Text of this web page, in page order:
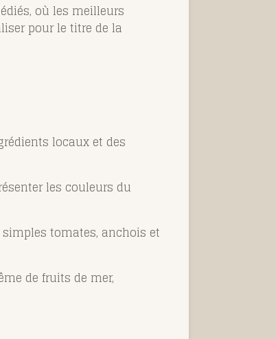
où les meilleurs
pour le titre de la
locaux et des
les couleurs du
tomates, anchois et
de fruits de mer,